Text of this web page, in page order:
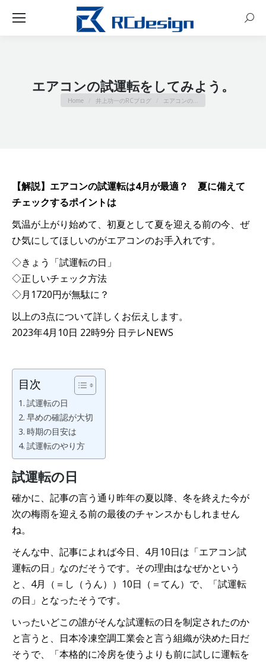
エアコンの試運転をしてみよう。
You are here:
Home 井上功一のRCブログ エアコンの…
【解説】エアコンの試運転は4月が最適？ 夏に備えて
チェックするポイントは
気温が上がり始めて、初夏として夏を迎える前の今、ぜ
ひ気にしてほしいのがエアコンのお手入れです。
◇きょう「試運転の日」
◇正しいチェック方法
◇月1720円が無駄に？
以上の3点について詳しくお伝えします。
2023年4月10日 22時9分 日テレNEWS
目次
試運転の日
早めの確認が大切
時期の目安は
試運転のやり方
試運転の日
確かに、記事の言う通り昨年の夏以降、冬を終えた今が
次の梅雨を迎える前の最後のチャンスかもしれません
ね。
そんな中、記事によれば今日、4月10日は「エアコン試
運転の日」なのだそうです。その理由はなぜかという
と、4月（＝し（うん））10日（＝てん）で、「試運転
の日」となったそうです。
いったいどこの誰がそんな試運転の日を制定されたのか
と言うと、日本冷凍空調工業会と言う組織が決めた日だ
そうで、「本格的に冷房を使うよりも前に試しに運転を